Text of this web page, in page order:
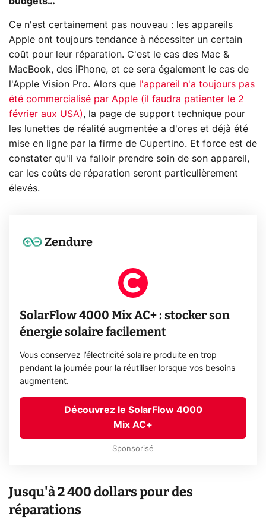
Ce n'est certainement pas nouveau : les appareils
Apple ont toujours tendance à nécessiter un certain
coût pour leur réparation. C'est le cas des Mac &
MacBook, des iPhone, et ce sera également le cas de
l'Apple Vision Pro. Alors que
l'appareil n'a toujours pas
été commercialisé par Apple (il faudra patienter le 2
février aux USA), la page de support technique pour
les lunettes de réalité augmentée a d'ores et déjà été
mise en ligne par la firme de Cupertino. Et force est de
constater qu'il va falloir prendre soin de son appareil,
car les coûts de réparation seront particulièrement
élevés.
Zendure
SolarFlow 4000 Mix AC+ : stocker son
énergie solaire facilement
Vous conservez l’électricité solaire produite en trop
pendant la journée pour la réutiliser lorsque vos besoins
augmentent.
Découvrez le SolarFlow 4000
Mix AC+
Sponsorisé
Jusqu'à 2 400 dollars pour des
réparations